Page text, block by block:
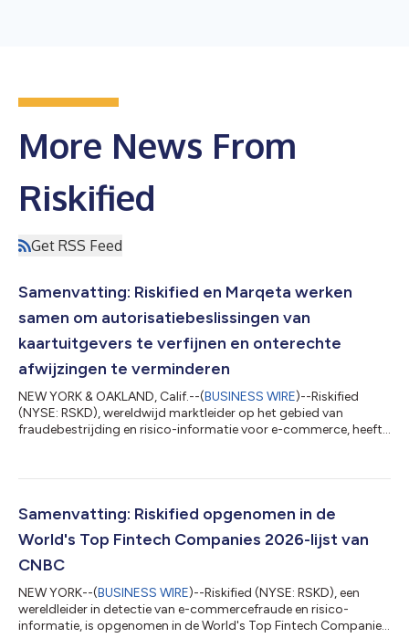
More News From
Riskified
Get RSS Feed
Samenvatting: Riskified en Marqeta werken
samen om autorisatiebeslissingen van
kaartuitgevers te verfijnen en onterechte
afwijzingen te verminderen
NEW YORK & OAKLAND, Calif.--(BUSINESS WIRE)--Riskified
(NYSE: RSKD), wereldwijd marktleider op het gebied van
fraudebestrijding en risico-informatie voor e-commerce, heeft
kaartuitgifte. Hiermee krijgen kaartuitgevers op het platform
de autorisatiefase. De integratie helpt uitgevers om
nauwkeurigere autorisatiebeslissingen te nemen...
Samenvatting: Riskified opgenomen in de
World's Top Fintech Companies 2026-lijst van
CNBC
NEW YORK--(BUSINESS WIRE)--Riskified (NYSE: RSKD), een
wereldleider in detectie van e-commercefraude en risico-
informatie, is opgenomen in de World's Top Fintech Companies